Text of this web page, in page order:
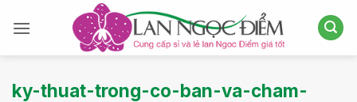
qua
ky-thuat-trong-co-ban-va-cham-